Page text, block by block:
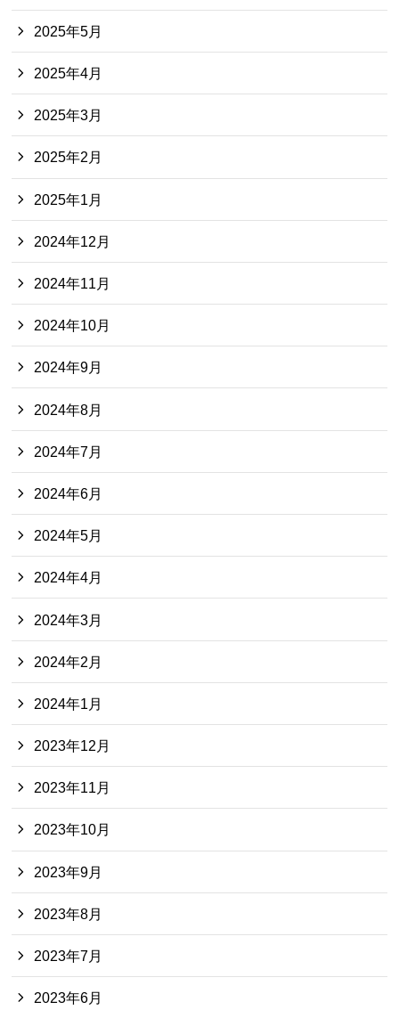
2025年5月
2025年4月
2025年3月
2025年2月
2025年1月
2024年12月
2024年11月
2024年10月
2024年9月
2024年8月
2024年7月
2024年6月
2024年5月
2024年4月
2024年3月
2024年2月
2024年1月
2023年12月
2023年11月
2023年10月
2023年9月
2023年8月
2023年7月
2023年6月